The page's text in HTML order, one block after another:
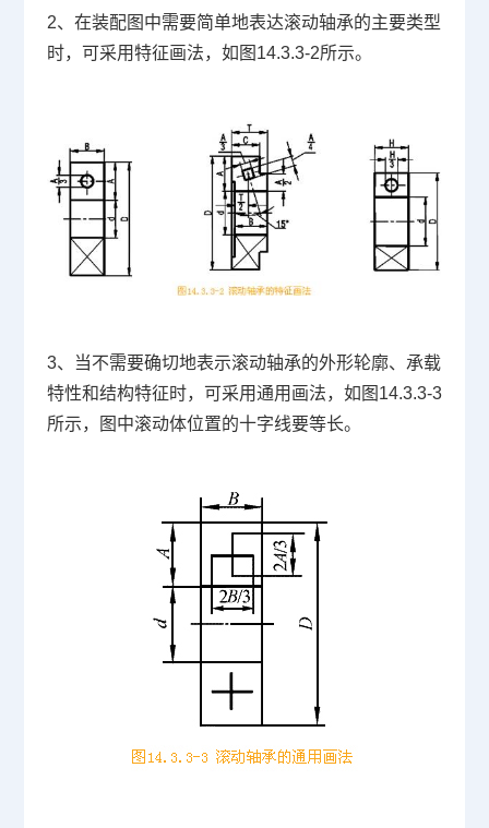
2、在装配图中需要简单地表达滚动轴承的主要类型
时，可采用特征画法，如图14.3.3-2所示。
3、当不需要确切地表示滚动轴承的外形轮廓、承载
特性和结构特征时，可采用通用画法，如图14.3.3-3
所示，图中滚动体位置的十字线要等长。